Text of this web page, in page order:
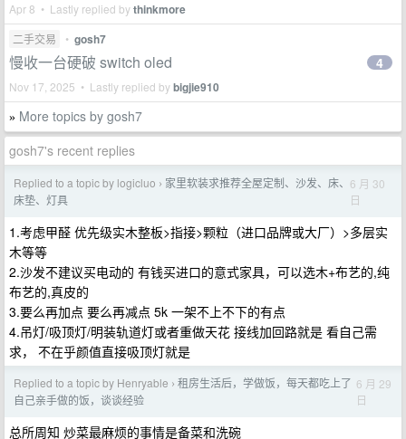
Apr 8 • Lastly replied bythinkmore
二手交易 • gosh7
慢收一台硬破 switch oled
Nov 17, 2025 • Lastly replied bybigjie910
4
» More topics by gosh7
gosh7's recent replies
Replied to a topic by logicluo › 家里软装求推荐全屋定制、沙发、床、
床垫、灯具
6 月 30
日
1.考虑甲醛 优先级实木整板>指接>颗粒（进口品牌或大厂）>多层实
木等等
2.沙发不建议买电动的 有钱买进口的意式家具，可以选木+布艺的,纯
布艺的,真皮的
3.要么再加点 要么再减点 5k 一架不上不下的有点
4.吊灯/吸顶灯/明装轨道灯或者重做天花 接线加回路就是 看自己需
求， 不在乎颜值直接吸顶灯就是
Replied to a topic by Henryable › 租房生活后，学做饭，每天都吃上了
自己亲手做的饭，谈谈经验
6 月 29
日
总所周知 炒菜最麻烦的事情是备菜和洗碗